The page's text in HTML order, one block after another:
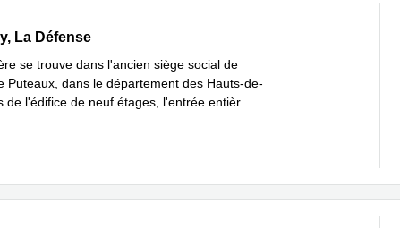
La Défense
La Défense
se trouve dans l'ancien siège social de
Puteaux, dans le département des Hauts-de-
de l'édifice de neuf étages, l'entrée entièr